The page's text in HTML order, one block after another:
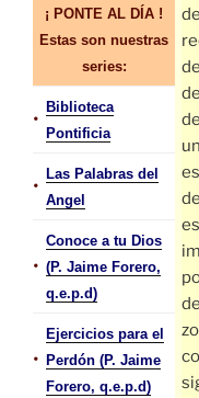
¡ PONTE AL DÍA !
Estas son nuestras
series:
•
Biblioteca
Pontificia
•
Las Palabras del
Angel
•
Conoce a tu Dios
(P. Jaime Forero,
q.e.p.d)
•
Ejercicios para el
Perdón (P. Jaime
Forero, q.e.p.d)